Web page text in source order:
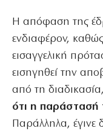
Η απόφαση της
ενδιαφέρον,
εισαγγελική
εισηγηθεί την
από τη διαδικασία,
ότι η παράστασή
Παράλληλα, έγινε